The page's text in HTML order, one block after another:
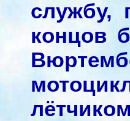
службу,
концов